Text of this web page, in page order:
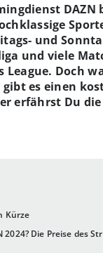
Kürze
2024? Die Preise des
DAZN
und
und viele
League. Doch
gibt es einen
erfährst Du